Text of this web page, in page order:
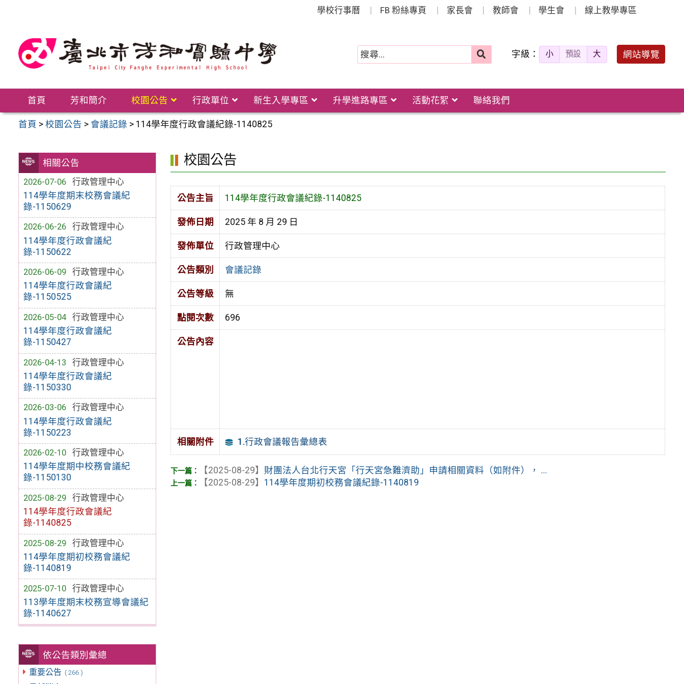
學校行事曆 FB 粉絲專頁 家長會 教師會 學生會 線上教學專區
字級： 小 預設 大 網站導覽
首頁 芳和簡介 校園公告 行政單位 新生入學專區 升學進路專區 活動花絮 聯絡我們
首頁 >校園公告 > 會議記錄 > 114學年度行政會議紀錄-1140825
相關公告
2026-07-06
行政管理中心
114學年度期末校務會議紀
錄-1150629
2026-06-26
行政管理中心
114學年度行政會議紀
錄-1150622
2026-06-09
行政管理中心
114學年度行政會議紀
錄-1150525
2026-05-04
行政管理中心
114學年度行政會議紀
錄-1150427
2026-04-13
行政管理中心
114學年度行政會議紀
錄-1150330
2026-03-06
行政管理中心
114學年度行政會議紀
錄-1150223
2026-02-10
行政管理中心
114學年度期中校務會議紀
錄-1150130
2025-08-29
行政管理中心
114學年度行政會議紀
錄-1140825
2025-08-29
行政管理中心
114學年度期初校務會議紀
錄-1140819
2025-07-10
行政管理中心
113學年度期末校務宣導會議紀
錄-1140627
依公告類別彙總
重要公告 ( 266 )
校園公告
公告主旨 114學年度行政會議紀錄-1140825
發佈日期 2025 年 8 月 29 日
發佈單位 行政管理中心
公告類別 會議記錄
公告等級 無
點閱次數 696
公告內容
相關附件 1.行政會議報告彙總表
【2025-08-29】 財團法人台北行天宮「行天宮急難濟助」申請相關資料（如附件）， ...
【2025-08-29】 114學年度期初校務會議紀錄-1140819